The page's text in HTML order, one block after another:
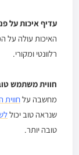
עדיף איכות על
האיכות עולה על
רלוונטי ומקורי.
חווית משתמש
מחשבה על
שנראה טוב יכול
טובה יותר.